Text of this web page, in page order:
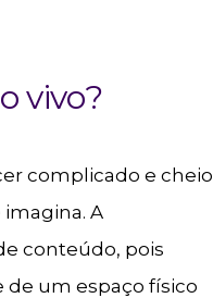
vivo?
complicado e cheio
A
conteúdo, pois
um espaço físico